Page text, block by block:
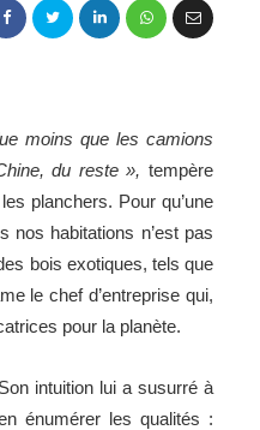
moins que les camions
du reste », tempère
planchers. Pour qu’une
nos habitations n’est pas
bois exotiques, tels que
le chef d’entreprise qui,
pour la planète.
intuition lui a susurré à
énumérer les qualités :